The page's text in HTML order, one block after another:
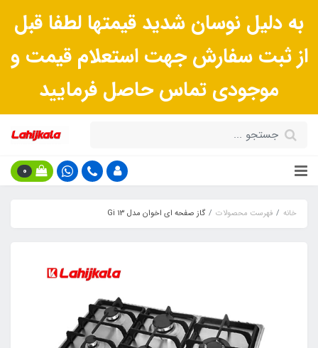
به دلیل نوسان شدید قیمتها لطفا قبل
از ثبت سفارش جهت استعلام قیمت و
موجودی تماس حاصل فرمایید
0
خانه فهرست محصولات گاز صفحه ای اخوان مدل Gi 13